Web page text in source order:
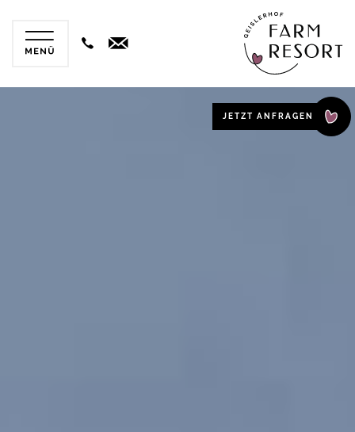
JETZT ANFRAGEN